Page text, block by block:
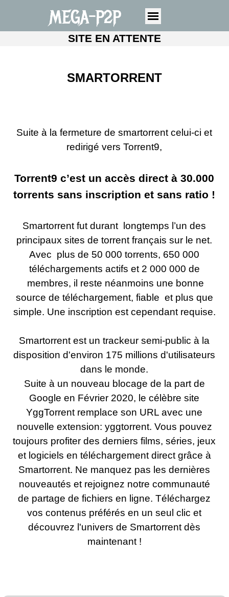
MEGA-P2P
SITE EN ATTENTE
SMARTORRENT
Suite à la fermeture de smartorrent celui-ci et
redirigé vers Torrent9,
Torrent9 c’est un accès direct à 30.000
torrents sans inscription et sans ratio !
Smartorrent fut durant longtemps l’un des
principaux sites de torrent français sur le net.
Avec plus de 50 000 torrents, 650 000
téléchargements actifs et 2 000 000 de
membres, il reste néanmoins une bonne
source de téléchargement, fiable et plus que
simple. Une inscription est cependant requise.
Smartorrent est un trackeur semi-public à la
disposition d'environ 175 millions d'utilisateurs
dans le monde.
Suite à un nouveau blocage de la part de
Google en Février 2020, le célèbre site
YggTorrent remplace son URL avec une
nouvelle extension: yggtorrent. Vous pouvez
toujours profiter des derniers films, séries, jeux
et logiciels en téléchargement direct grâce à
Smartorrent. Ne manquez pas les dernières
nouveautés et rejoignez notre communauté
de partage de fichiers en ligne. Téléchargez
vos contenus préférés en un seul clic et
découvrez l'univers de Smartorrent dès
maintenant !